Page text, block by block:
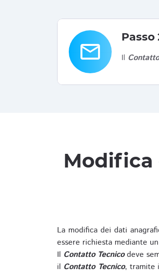
email
Passo
Il
La modifica dei dati
essere richiesta mediante
Il Contatto Tecnicodeve
il Contatto Tecnico, tramite